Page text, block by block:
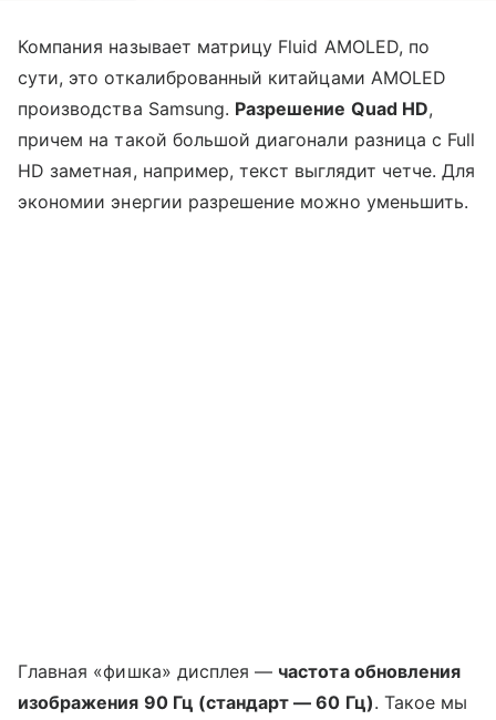
Компания называет матрицу Fluid AMOLED, по
сути, это откалиброванный китайцами AMOLED
производства Samsung. Разрешение Quad HD,
причем на такой большой диагонали разница с Full
HD заметная, например, текст выглядит четче. Для
экономии энергии разрешение можно уменьшить.
Главная «фишка» дисплея — частота обновления
изображения 90 Гц (стандарт — 60 Гц). Такое мы